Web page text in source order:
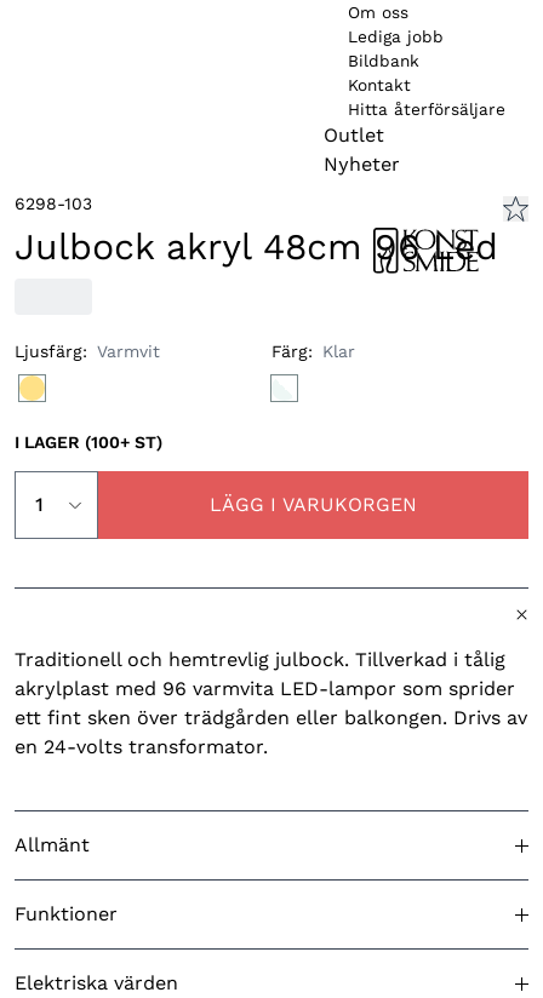
Om oss
Lediga jobb
Bildbank
Kontakt
Hitta återförsäljare
Outlet
Nyheter
6298-103
Julbock akryl 48cm 96 Led
Ljusfärg: Varmvit Färg: Klar
I LAGER (100+ ST)
LÄGG I VARUKORGEN
Traditionell och hemtrevlig julbock. Tillverkad i tålig
akrylplast med 96 varmvita LED-lampor som sprider
ett fint sken över trädgården eller balkongen. Drivs av
en 24-volts transformator.
Allmänt
Godkänd för utomhusbruk Ja
Färg (belysning) Varmvit
Funktioner
LED effekter Nej
Elektriska värden